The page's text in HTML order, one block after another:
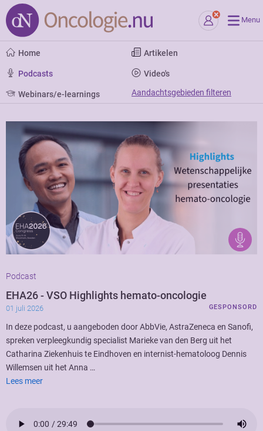
Menu
Home Artikelen
Podcasts Video's
Webinars/e-learnings Aandachtsgebieden filteren
Podcast
EHA26 - VSO Highlights hemato-oncologie
01 juli 2026 GESPONSORD
In deze podcast, u aangeboden door AbbVie, AstraZeneca en Sanofi,
spreken verpleegkundig specialist Marieke van den Berg uit het
Catharina Ziekenhuis te Eindhoven en internist-hematoloog Dennis
Willemsen uit het Anna …
Lees meer